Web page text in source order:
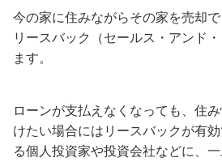
今の家に住みながらその家を売却
リースバック（セールス・アンド
ます。
ローンが支払えなくなっても、住
けたい場合にはリースバックが有
る個人投資家や投資会社などに、